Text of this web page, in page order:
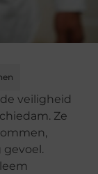
veiligheid
Ze
gevoel.